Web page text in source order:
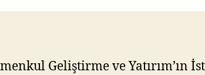
Geliştirme ve Yatırım’ın